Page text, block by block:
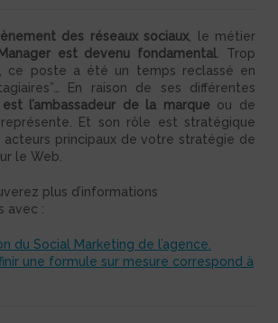
des réseaux sociaux, le métier
est devenu fondamental. Trop
ce poste a été un temps reclassé en
En raison de ses différentes
l’ambassadeur de la marqueou de
représente. Et son rôle est stratégique
acteurs principaux de votre stratégie de
le Web.
plus d’informations
avec :
du Social Marketing de l’agence.
une formule sur mesure correspond à